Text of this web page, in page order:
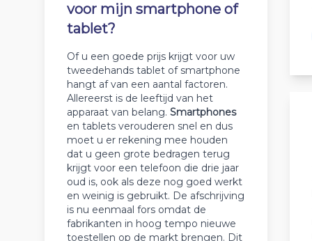
voor mijn smartphone of
tablet?
Of u een goede prijs krijgt voor uw
tweedehands tablet of smartphone
hangt af van een aantal factoren.
Allereerst is de leeftijd van het
apparaat van belang. Smartphones
en tablets verouderen snel en dus
moet u er rekening mee houden
dat u geen grote bedragen terug
krijgt voor een telefoon die drie jaar
oud is, ook als deze nog goed werkt
en weinig is gebruikt. De afschrijving
is nu eenmaal fors omdat de
fabrikanten in hoog tempo nieuwe
toestellen op de markt brengen. Dit